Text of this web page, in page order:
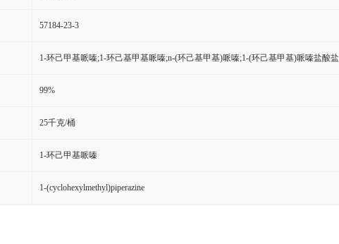
57184-23-3
1-环己甲基哌嗪;1-环己基甲基哌嗪;n-(环己基甲基)哌嗪;1-(环己基甲基)哌嗪盐酸盐
99%
25千克/桶
1-环己甲基哌嗪
1-(cyclohexylmethyl)piperazine